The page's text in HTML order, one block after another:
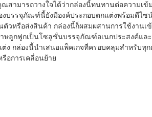
สามารถวางใจได้ว่ากล่องนี้ทนทานต่อความ
บรรจุภัณฑ์นี้ยังมีองค์ประกอบตกแต่งพร้อมดีไ
วหรือส่งสินค้า กล่องนี้ก็ผสมผสานการใช้งานเ
ลูกฟูกเป็นโซลูชั่นบรรจุภัณฑ์อเนกประสงค์แล
กล่องนี้นำเสนอแพ็คเกจที่ครอบคลุมสำหรับ
อการเคลื่อนย้าย